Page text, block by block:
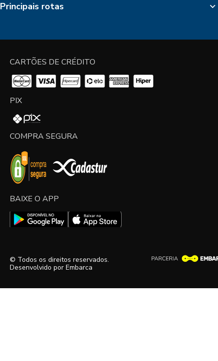
Principais rotas
CARTÕES DE CRÉDITO
PIX
COMPRA SEGURA
BAIXE O APP
© Todos os direitos reservados.
Desenvolvido por Embarca